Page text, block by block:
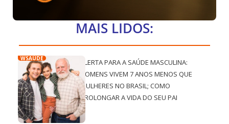
MAIS LIDOS:
WSAÚDE
ALERTA PARA A SAÚDE MASCULINA:
HOMENS VIVEM 7 ANOS MENOS QUE
MULHERES NO BRASIL; COMO
PROLONGAR A VIDA DO SEU PAI